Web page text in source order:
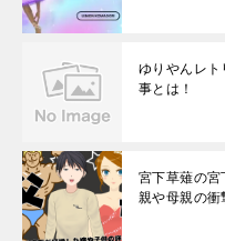
ゆりやんレ
事とは！
宮下草薙の宮
親や母親の衝